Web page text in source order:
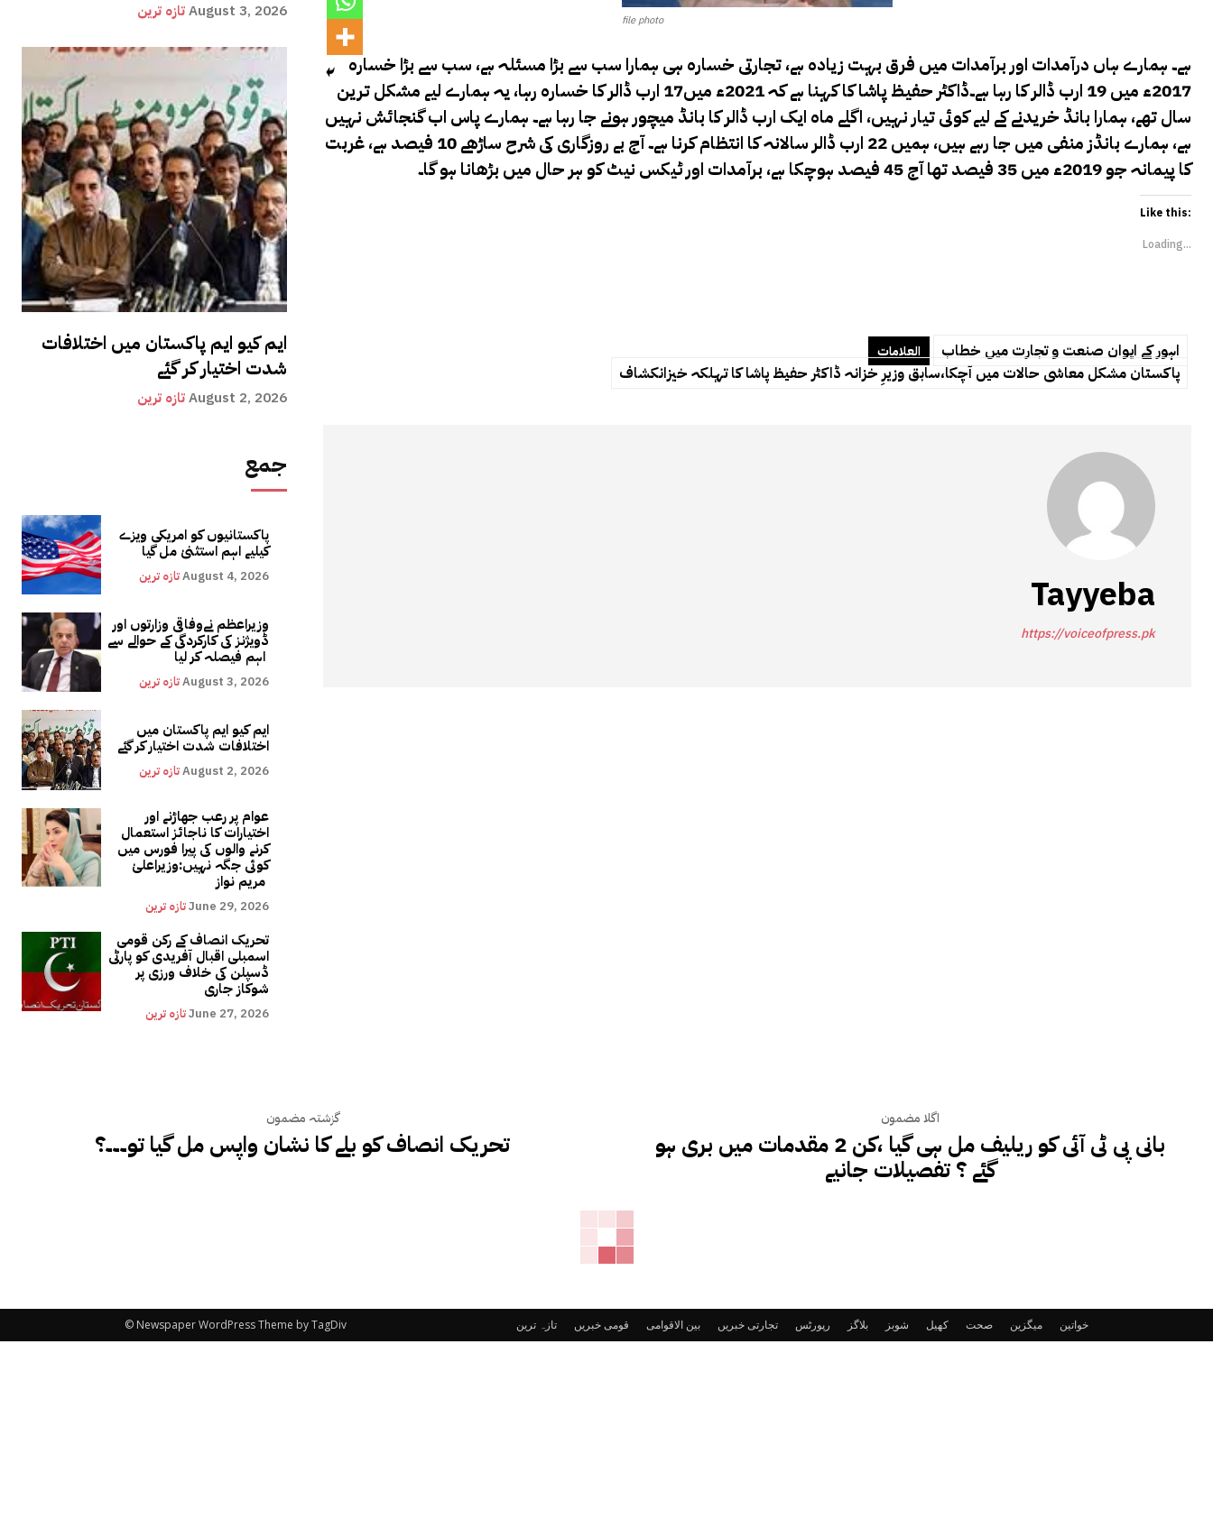
تازہ ترینAugust 3, 2026
ایم کیو ایم پاکستان میں اختلافات
شدت اختیار کر گئے
تازہ ترینAugust 2, 2026
جمع
پاکستانیوں کو امریکی ویزے
کیلیے اہم استثنیٰ مل گیا
تازہ ترینAugust 4, 2026
وزیراعظم نےوفاقی وزارتوں اور
ڈویژنز کی کارکردگی کے حوالے سے
تازہ ترینAugust 3, 2026
ایم کیو ایم پاکستان میں
اختلافات شدت اختیار کر گئے
تازہ ترینAugust 2, 2026
عوام پر رعب جھاڑنے اور
اختیارات کا ناجائز استعمال
کرنے والوں کی پیرا فورس میں
کوئی جگہ نہیں:وزیراعلیٰ
تازہ ترینJune 29, 2026
تحریک انصاف کے رکن قومی
اسمبلی اقبال آفریدی کو پارٹی
ڈسپلن کی خلاف ورزی پر
شوکاز جاری
تازہ ترینJune 27, 2026
file photo
ہے۔ ہمارے ہاں درآمدات اور برآمدات میں فرق بہت زیادہ ہے، تجارتی خسارہ ہی ہمارا سب سے بڑا مسئلہ ہے، سب سے بڑا خسارہ
2017ء میں 19 ارب ڈالر کا رہا ہے۔ڈاکٹر حفیظ پاشا کا کہنا ہے کہ 2021ء میں17 ارب ڈالر کا خسارہ رہا، یہ ہمارے لیے مشکل ترین
سال تھے، ہمارا بانڈ خریدنے کے لیے کوئی تیار نہیں، اگلے ماہ ایک ارب ڈالر کا بانڈ میچور ہونے جا رہا ہے۔ ہمارے پاس اب گنجائش نہیں
ہے، ہمارے بانڈز منفی میں جا رہے ہیں، ہمیں 22 ارب ڈالر سالانہ کا انتظام کرنا ہے۔ آج بے روزگاری کی شرح ساڑھے 10 فیصد ہے، غربت
کا پیمانہ جو 2019ء میں 35 فیصد تھا آج 45 فیصد ہوچکا ہے، برآمدات اور ٹیکس نیٹ کو ہر حال میں بڑھانا ہو گا۔
Like this:
Loading...
العلامات
اہور کے ایوان صنعت و تجارت میں خطاب
پاکستان مشکل معاشی حالات میں آچکا،سابق وزیرِ خزانہ ڈاکٹر حفیظ پاشا کا تہلکہ خیزانکشاف
Tayyeba
https://voiceofpress.pk
گزشتہ مضمون
تحریک انصاف کو بلے کا نشان واپس مل گیا تو۔۔۔؟
اگلا مضمون
بانی پی ٹی آئی کو ریلیف مل ہی گیا ،کن 2 مقدمات میں بری ہو
گئے ؟ تفصیلات جانیے
تازہ ترین قومی خبریں بین الاقوامی تجارتی خبریں رپورٹس بلاگز شوبز کھیل صحت میگزین خواتین © Newspaper WordPress Theme by TagDiv